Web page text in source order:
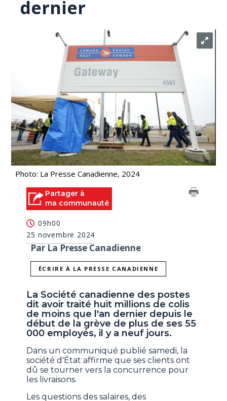
dernier
Photo: La Presse Canadienne, 2024
Partager à
ma communauté
09h00
25 novembre 2024
Par La Presse Canadienne
ÉCRIRE À LA PRESSE CANADIENNE
La Société canadienne des postes
dit avoir traité huit millions de colis
de moins que l'an dernier depuis le
début de la grève de plus de ses 55
000 employés, il y a neuf jours.
Dans un communiqué publié samedi, la
société d'État affirme que ses clients ont
dû se tourner vers la concurrence pour
les livraisons.
Les questions des salaires, des